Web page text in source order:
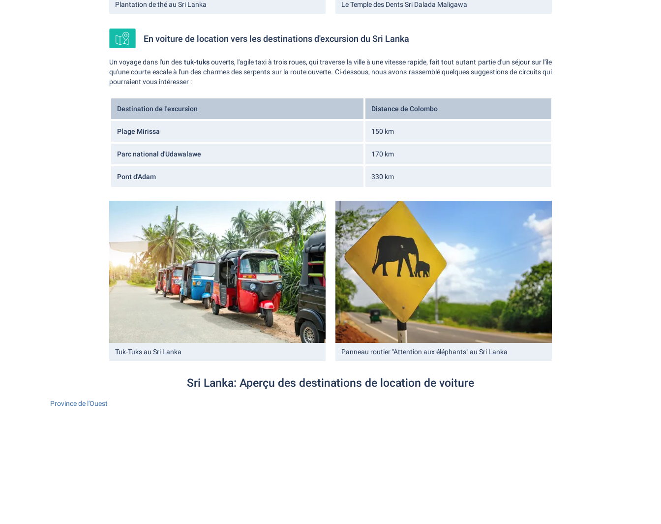
Plantation de thé au Sri Lanka Le Temple des Dents Sri Dalada Maligawa
En voiture de location vers les destinations d'excursion du Sri Lanka
Un voyage dans l'un des tuk-tuksouverts, l'agile taxi à trois roues, qui traverse la ville à une vitesse rapide, fait tout autant partie d'un séjour sur l'île
qu'une courte escale à l'un des charmes des serpents sur la route ouverte. Ci-dessous, nous avons rassemblé quelques suggestions de circuits qui
pourraient vous intéresser :
Destination de l'excursion Distance de Colombo
Plage Mirissa 150 km
Parc national d'Udawalawe 170 km
Pont d'Adam 330 km
Tuk-Tuks au Sri Lanka Panneau routier "Attention aux éléphants" au Sri Lanka
Sri Lanka: Aperçu des destinations de location de voiture
Province de l'Ouest